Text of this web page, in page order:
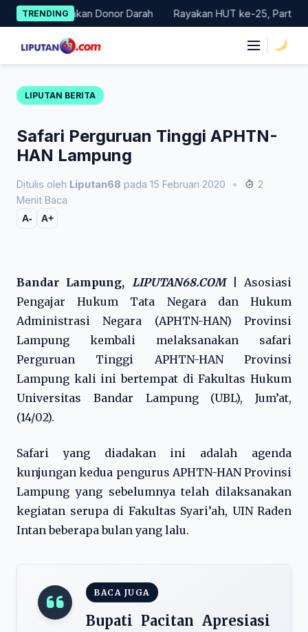
Skip
to
content
TRENDING
Gerakan Donor Darah Rayakan HUT ke-25, Partai
LIPUTAN BERITA
Safari Perguruan Tinggi APHTN-
HAN Lampung
Ditulis oleh Liputan68 pada 15 Februari 2020 •
2
Menit Baca
A- A+
Bandar Lampung, LIPUTAN68.COM|
Asosiasi
Pengajar Hukum Tata Negara dan Hukum
Administrasi Negara (APHTN-HAN) Provinsi
Lampung kembali melaksanakan safari
Perguruan Tinggi APHTN-HAN Provinsi
Lampung kali ini bertempat di Fakultas Hukum
Universitas Bandar Lampung (UBL), Jum’at,
(14/02).
Safari yang diadakan ini adalah agenda
kunjungan kedua pengurus APHTN-HAN Provinsi
Lampung yang sebelumnya telah dilaksanakan
kegiatan serupa di Fakultas Syari’ah, UIN Raden
Intan beberapa bulan yang lalu.
BACA JUGA
Bupati Pacitan Apresiasi